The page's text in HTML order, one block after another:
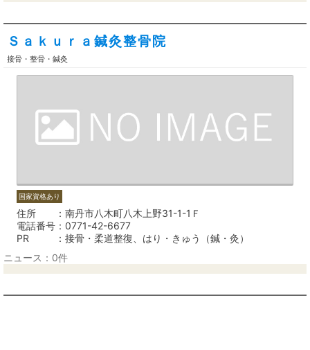
Ｓａｋｕｒａ鍼灸整骨院
接骨・整骨・鍼灸
国家資格あり
住所
南丹市八木町八木上野31-1-1Ｆ
電話番号
0771-42-6677
PR
接骨・柔道整復、はり・きゅう（鍼・灸）
ニュース：0件